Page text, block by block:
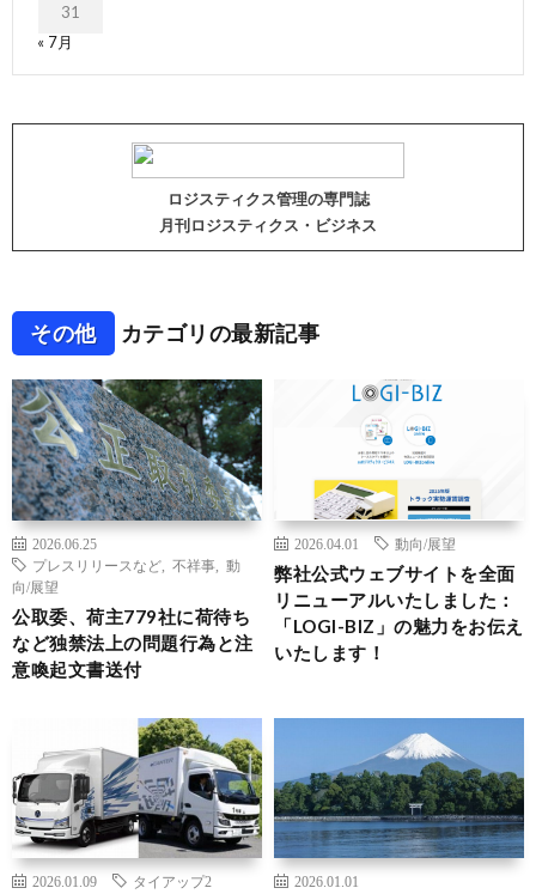
31
« 7月
ロジスティクス管理の専門誌
月刊ロジスティクス・ビジネス
その他 カテゴリの最新記事
2026.06.25
プレスリリースなど
不祥事
動
向/展望
公取委、荷主779社に荷待ち
など独禁法上の問題行為と注
意喚起文書送付
2026.04.01 動向/展望
弊社公式ウェブサイトを全面
リニューアルいたしました：
「LOGI-BIZ」の魅力をお伝え
いたします！
2026.01.09 タイアップ2
2026.01.01